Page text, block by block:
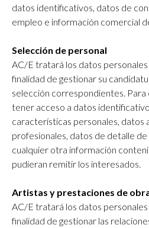
datos identificativos, datos de
empleo e información comercial
Selección de personal
AC/E tratará los datos
finalidad de gestionar su
selección correspondientes.
tener acceso a datos
características personales, datos
profesionales, datos de detalle
cualquier otra información
pudieran remitir los interesados.
Artistas y prestaciones de
AC/E tratará los datos
finalidad de gestionar las